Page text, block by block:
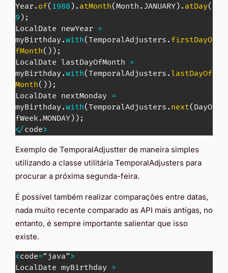
Year. of( 1988) . atMonth(Month . JANUARY) . atDay(
9 ) ;
LocalDate newYear =
myBirthday .with(TemporalAdjusters . firstDayO
fMonth( ) ) ;
LocalDate lastDayOfMonth =
myBirthday .with(TemporalAdjusters . lastDayOf
Month( ) ) ;
LocalDate nextMonday =
myBirthday .with(TemporalAdjusters . next( DayO
fWeek.MONDAY) ) ;
</code>
Exemplo de TemporalAdjustter de maneira simples
utilizando a classe utilitária TemporalAdjusters para
procurar a próxima segunda-feira.
É possível também realizar comparações entre datas,
nada muito recente comparado as API mais antigas, no
entanto, é sempre importante salientar que isso
existe.
<code=”java”>
LocalDate myBirthday =